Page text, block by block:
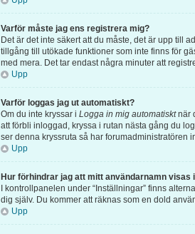
Varför måste jag ens registrera mig?
Det är det inte säkert att du måste, det är upp till
tillgång till utökade funktioner som inte finns för
med mera. Det tar endast några minuter att
Upp
Varför loggas jag ut automatiskt?
Om du inte kryssar i Logga in mig automatisktnär
att förbli inloggad, kryssa i rutan nästa gång du
ser denna kryssruta så har forumadministratören
Upp
Hur förhindrar jag att mitt användarnamn
I kontrollpanelen under “Inställningar” finns
dig själv. Du kommer att räknas som en dold
Upp